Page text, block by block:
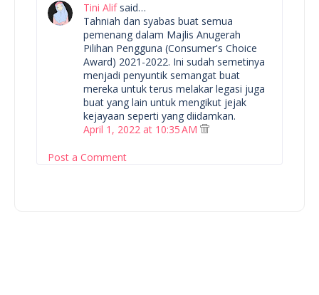
Tini Alifsaid…
Tahniah dan syabas buat semua
pemenang dalam Majlis Anugerah
Pilihan Pengguna (Consumer's Choice
Award) 2021-2022. Ini sudah semetinya
menjadi penyuntik semangat buat
mereka untuk terus melakar legasi juga
buat yang lain untuk mengikut jejak
kejayaan seperti yang diidamkan.
April 1, 2022 at 10:35 AM
Post a Comment